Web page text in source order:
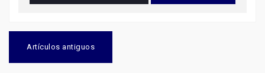
Artículos antiguos